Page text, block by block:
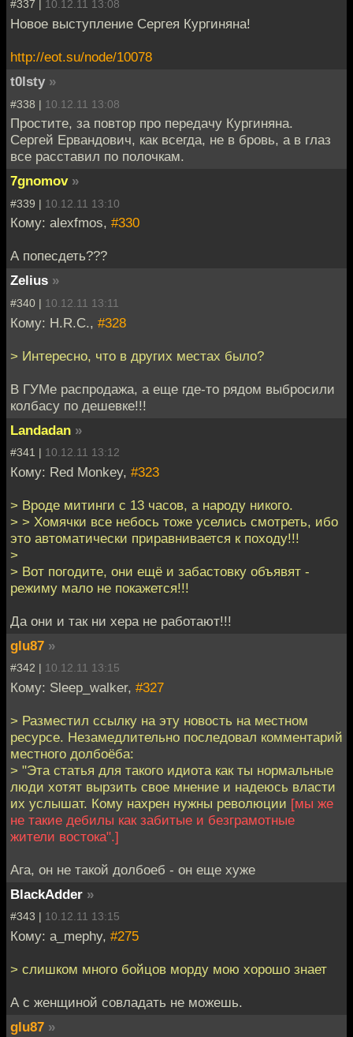
#337 | 10.12.11 13:08
Новое выступление Сергея Кургиняна!
http://eot.su/node/10078
t0lsty »
#338 | 10.12.11 13:08
Простите, за повтор про передачу Кургиняна.
Сергей Ервандович, как всегда, не в бровь, а в глаз
все расставил по полочкам.
7gnomov »
#339 | 10.12.11 13:10
Кому: alexfmos, #330
А попесдеть???
Zelius »
#340 | 10.12.11 13:11
Кому: H.R.C., #328
> Интересно, что в других местах было?
В ГУМе распродажа, а еще где-то рядом выбросили
колбасу по дешевке!!!
Landadan »
#341 | 10.12.11 13:12
Кому: Red Monkey, #323
> Вроде митинги с 13 часов, а народу никого.
> > Хомячки все небось тоже уселись смотреть, ибо
это автоматически приравнивается к походу!!!
>
> Вот погодите, они ещё и забастовку объявят -
режиму мало не покажется!!!
Да они и так ни хера не работают!!!
glu87 »
#342 | 10.12.11 13:15
Кому: Sleep_walker, #327
> Разместил ссылку на эту новость на местном
ресурсе. Незамедлительно последовал комментарий
местного долбоёба:
> "Эта статья для такого идиота как ты нормальные
люди хотят вырзить свое мнение и надеюсь власти
их услышат. Кому нахрен нужны революции [мы же
не такие дебилы как забитые и безграмотные
жители востока".]
Ага, он не такой долбоеб - он еще хуже
BlackAdder »
#343 | 10.12.11 13:15
Кому: a_mephy, #275
> слишком много бойцов морду мою хорошо знает
А с женщиной совладать не можешь.
glu87 »